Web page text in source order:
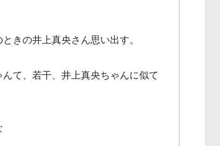
きの井上真央さん思い出す。
て、若干、井上真央ちゃんに似て